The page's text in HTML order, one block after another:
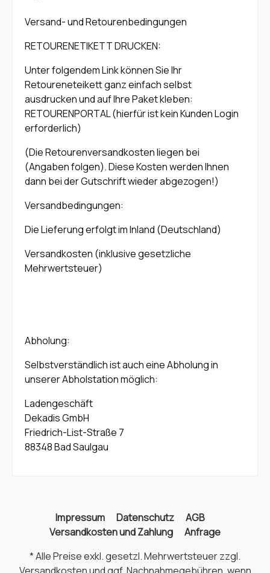
Versand- und Retourenbedingungen
RETOURENETIKETT DRUCKEN:
Unter folgendem Link können Sie Ihr
Retoureneteikett ganz einfach selbst
ausdrucken und auf Ihre Paket kleben:
RETOURENPORTAL (hierfür ist kein Kunden Login
erforderlich)
(Die Retourenversandkosten liegen bei
(Angaben folgen). Diese Kosten werden Ihnen
dann bei der Gutschrift wieder abgezogen!)
Versandbedingungen:
Die Lieferung erfolgt im Inland (Deutschland)
Versandkosten (inklusive gesetzliche
Mehrwertsteuer)
Abholung:
Selbstverständlich ist auch eine Abholung in
unserer Abholstation möglich:
Ladengeschäft
Dekadis GmbH
Friedrich-List-Straße 7
88348 Bad Saulgau
Impressum Datenschutz
AGB
Versandkosten und Zahlung
Anfrage
* Alle Preise exkl. gesetzl. Mehrwertsteuer zzgl.